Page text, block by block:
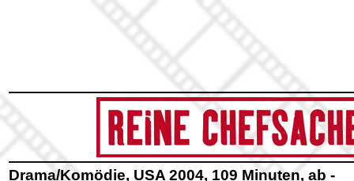
Drama/Komödie, USA 2004, 109 Minuten, ab -